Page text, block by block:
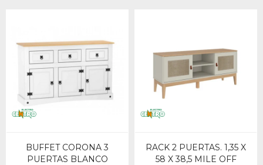
BUFFET CORONA 3
PUERTAS BLANCO
RACK 2 PUERTAS. 1,35 X
58 X 38,5 MILE OFF